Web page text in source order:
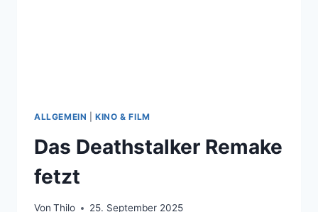
ALLGEMEIN |KINO & FILM
Das Deathstalker Remake
fetzt
Von Thilo 25. September 2025